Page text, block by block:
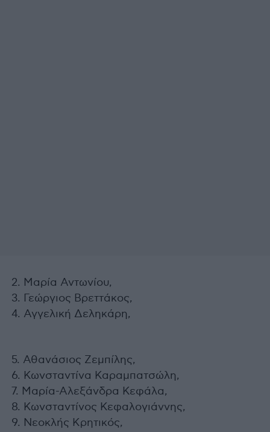
2. Μαρία Αντωνίου,
3. Γεώργιος Βρεττάκος,
4. Αγγελική Δεληκάρη,
5. Αθανάσιος Ζεμπίλης,
6. Κωνσταντίνα Καραμπατσώλη,
7. Μαρία-Αλεξάνδρα Κεφάλα,
8. Κωνσταντίνος Κεφαλογιάννης,
9. Νεοκλής Κρητικός,